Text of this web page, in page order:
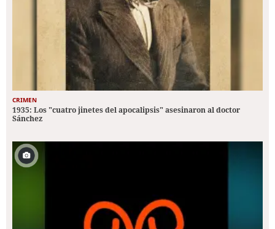
CRIMEN
1935: Los "cuatro jinetes del apocalipsis" asesinaron al doctor
Sánchez